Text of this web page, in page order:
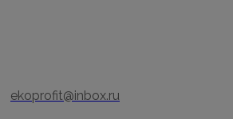
ekoprofit@inbox.ru